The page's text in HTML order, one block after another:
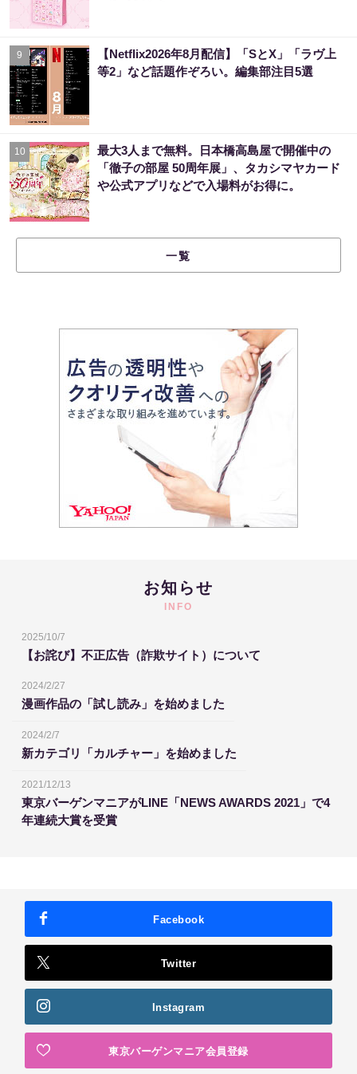
9
【Netflix2026年8月配信】「SとX」「ラヴ上
等2」など話題作ぞろい。編集部注目5選
10
最大3人まで無料。日本橋高島屋で開催中の
「徹子の部屋 50周年展」、タカシマヤカード
や公式アプリなどで入場料がお得に。
一覧
お知らせ
INFO
2025/10/7
【お詫び】不正広告（詐欺サイト）について
2024/2/27
漫画作品の「試し読み」を始めました
2024/2/7
新カテゴリ「カルチャー」を始めました
2021/12/13
東京バーゲンマニアがLINE「NEWS AWARDS 2021」で4
年連続大賞を受賞
Facebook
Twitter
Instagram
東京バーゲンマニア会員登録